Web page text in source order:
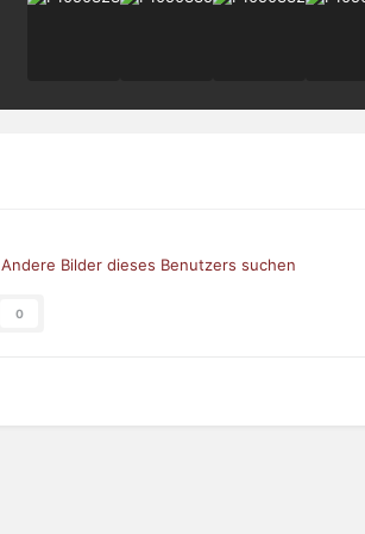
Andere Bilder dieses Benutzers suchen
0